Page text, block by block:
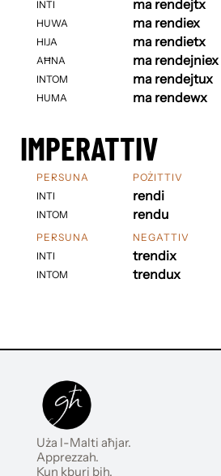
INTI
HUWA
HIJA
AĦNA
INTOM
HUMA
ma rendejtx
ma rendiex
ma rendietx
ma rendejniex
ma rendejtux
ma rendewx
IMPERATTIV
PERSUNA
INTI
INTOM
POŻITTIV
rendi
rendu
PERSUNA
INTI
INTOM
NEGATTIV
trendix
trendux
Uża l-Malti aħjar.
Apprezzah.
Kun kburi bih.